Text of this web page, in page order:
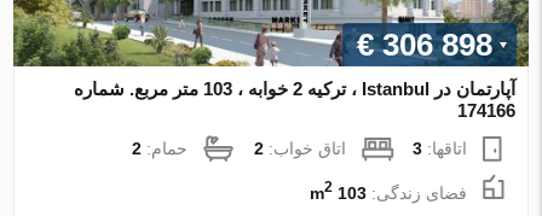
€ 306 898
آپارتمان در Istanbul ، ترکیه 2 خوابه ، 103 متر مربع. شماره
174166
اتاقها:3 اتاق خواب:2 حمام:2
فضای زندگی:103 m
2